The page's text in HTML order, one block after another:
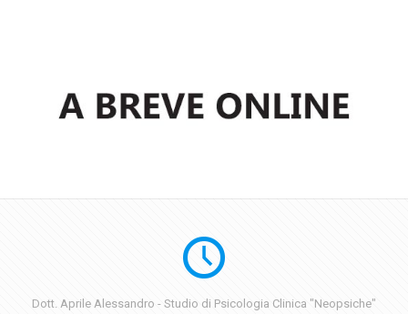
Dott. Aprile Alessandro - Studio di Psicologia Clinica "Neopsiche"